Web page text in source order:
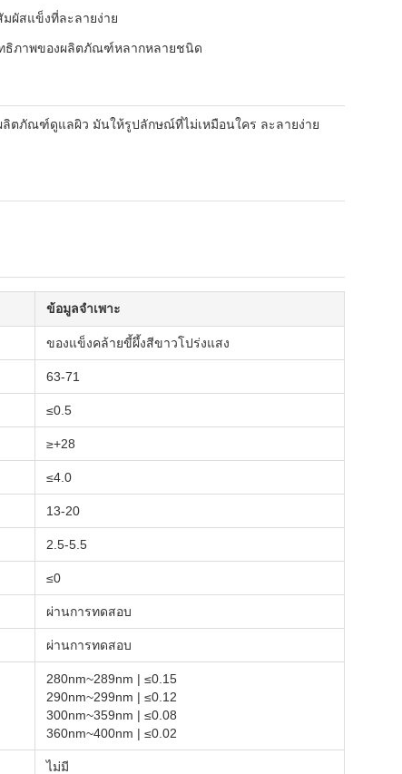
ผัสแข็งที่ละลายง่าย
ธิภาพของผลิตภัณฑ์หลากหลายชนิด
ลิตภัณฑ์ดูแลผิว มันให้รูปลักษณ์ที่ไม่เหมือนใคร ละลายง่าย
ข้อมูลจำเพาะ
ของแข็งคล้ายขี้ผึ้งสีขาวโปร่งแสง
63-71
≤0.5
≥+28
≤4.0
13-20
2.5-5.5
≤0
ผ่านการทดสอบ
ผ่านการทดสอบ
280nm~289nm | ≤0.15
290nm~299nm | ≤0.12
300nm~359nm | ≤0.08
360nm~400nm | ≤0.02
ไม่มี